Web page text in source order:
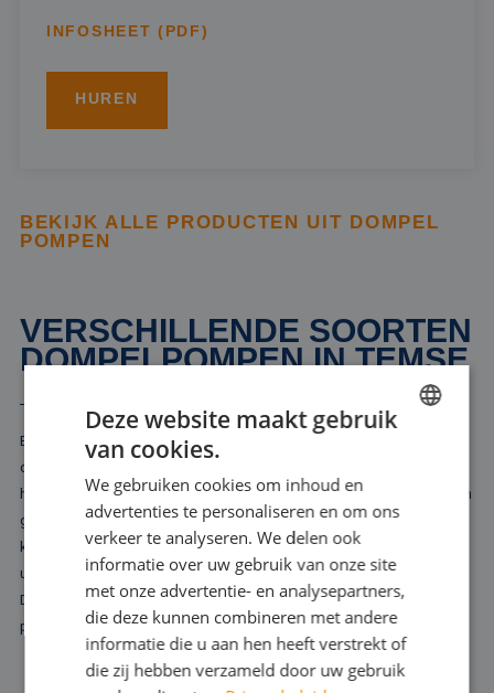
INFOSHEET (PDF)
HUREN
BEKIJK ALLE PRODUCTEN UIT DOMPEL
POMPEN
VERSCHILLENDE SOORTEN
DOMPELPOMPEN IN TEMSE
Bij Rental Pumps bieden we u een breed scala aan dompelpompen
die geschikt zijn voor diverse toepassingen in Temse. In onze
huurvloot vindt u uitsluitend elektrische dompelpompen, variërend in
grootte en capaciteit. Onze selectie omvat modellen die vanaf 10
kubieke meter water per uur kunnen verplaatsen tot krachtige
uitvoeringen die tot wel 10.000 kubieke meter per uur aan kunnen.
Dit ruime aanbod zorgt ervoor dat we voor elke situatie een
passende oplossing kunnen bieden.
ENGLISH
Deze website maakt gebruik
van cookies.
We gebruiken cookies om inhoud en
advertenties te personaliseren en om ons
verkeer te analyseren. We delen ook
informatie over uw gebruik van onze site
met onze advertentie- en analysepartners,
die deze kunnen combineren met andere
informatie die u aan hen heeft verstrekt of
die zij hebben verzameld door uw gebruik